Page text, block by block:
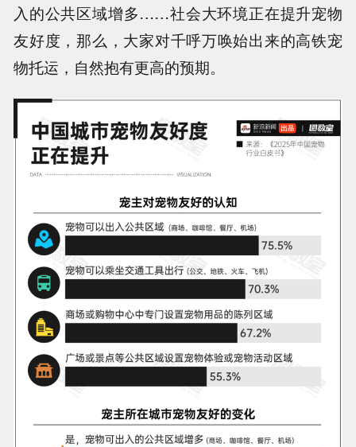
入的公共区域增多……社会大环境正在提升宠物
友好度，那么，大家对千呼万唤始出来的高铁宠
物托运，自然抱有更高的预期。